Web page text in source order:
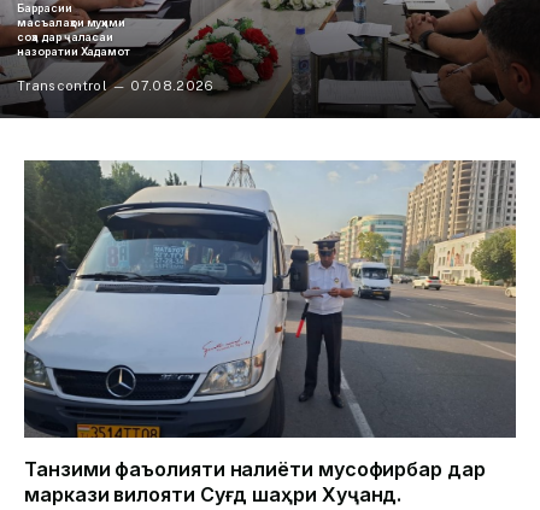
Баррасии
масъалаҳои муҳими
соҳа дар ҷаласаи
назоратии Хадамот
Transcontrol 07.08.2026
Танзими фаъолияти нақлиёти мусофирбар дар
маркази вилояти Суғд шаҳри Хуҷанд.